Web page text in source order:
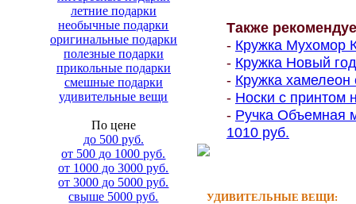
летние подарки
необычные подарки
оригинальные подарки
полезные подарки
прикольные подарки
смешные подарки
удивительные вещи
По цене
до 500 руб.
от 500 до 1000 руб.
от 1000 до 3000 руб.
от 3000 до 5000 руб.
свыше 5000 руб.
Также
- Кружка Мухомор
- Кружка Новый
- Кружка
- Носки с принтом
- Ручка Объемная
1010 руб.
УДИВИТЕЛЬНЫЕ ВЕЩИ: